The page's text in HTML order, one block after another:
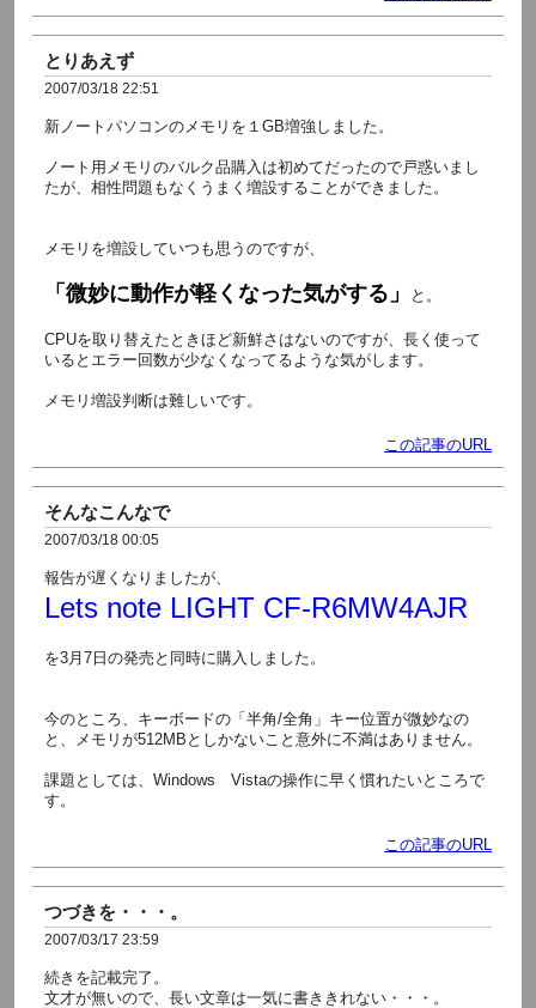
とりあえず
2007/03/18 22:51
新ノートパソコンのメモリを１GB増強しました。
ノート用メモリのバルク品購入は初めてだったので戸惑いまし
たが、相性問題もなくうまく増設することができました。
メモリを増設していつも思うのですが、
「微妙に動作が軽くなった気がする」 と。
CPUを取り替えたときほど新鮮さはないのですが、長く使って
いるとエラー回数が少なくなってるような気がします。
メモリ増設判断は難しいです。
この記事のURL
そんなこんなで
2007/03/18 00:05
報告が遅くなりましたが、
Lets note LIGHT CF-R6MW4AJR
を3月7日の発売と同時に購入しました。
今のところ、キーボードの「半角/全角」キー位置が微妙なの
と、メモリが512MBとしかないこと意外に不満はありません。
課題としては、Windows Vistaの操作に早く慣れたいところで
す。
この記事のURL
つづきを・・・。
2007/03/17 23:59
続きを記載完了。
文才が無いので、長い文章は一気に書ききれない・・・。